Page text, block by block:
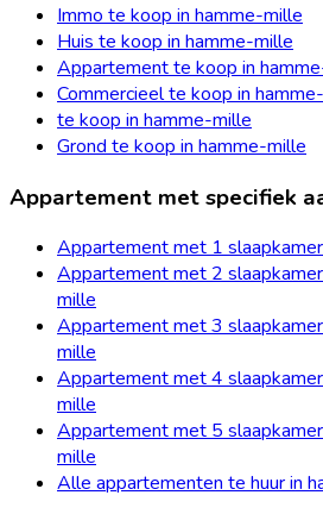
Immo te koop in hamme-mille
Huis te koop in hamme-mille
Appartement te koop in
Commercieel te koop in
te koop in hamme-mille
Grond te koop in hamme-mille
Appartement met specifiek
Appartement met 1
Appartement met 2
mille
Appartement met 3
mille
Appartement met 4
mille
Appartement met 5
mille
Alle appartementen te huur in